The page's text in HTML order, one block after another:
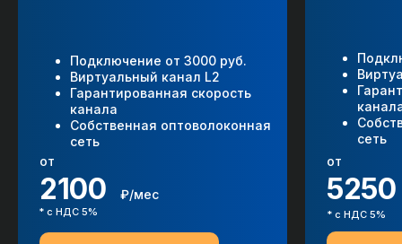
2100 5250
₽/мес
Подключение от 3000 руб.
Виртуальный канал L2
Гарантированная скорость
канала
Собственная оптоволоконная
сеть
сеть
от
* c НДС 5%
от
* c НДС 5%